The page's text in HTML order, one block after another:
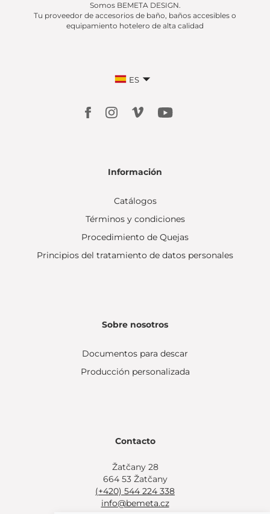
Somos BEMETA DESIGN.
Tu proveedor de accesorios de baño, baños accesibles o
equipamiento hotelero de alta calidad
ES
Información
Catálogos
Términos y condiciones
Procedimiento de Quejas
Principios del tratamiento de datos personales
Sobre nosotros
Documentos para descar
Producción personalizada
Contacto
Žatčany 28
664 53 Žatčany
(+420) 544 224 338
info@bemeta.cz